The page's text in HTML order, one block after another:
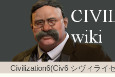
Civilization6(Civ6 シヴィライ